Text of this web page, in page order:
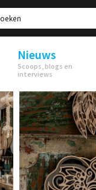
Nieuws
Scoops, blogs en
interviews